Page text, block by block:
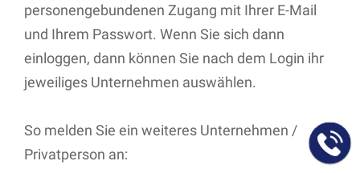
personengebundenen Zugang mit Ihrer E-Mail
und Ihrem Passwort. Wenn Sie sich dann
einloggen, dann können Sie nach dem Login ihr
jeweiliges Unternehmen auswählen.
So melden Sie ein weiteres Unternehmen /
Privatperson an: